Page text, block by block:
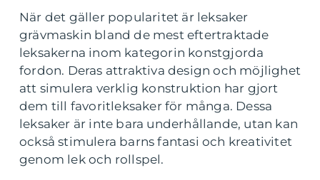
När det gäller popularitet är leksaker
grävmaskin bland de mest eftertraktade
leksakerna inom kategorin konstgjorda
fordon. Deras attraktiva design och möjlighet
att simulera verklig konstruktion har gjort
dem till favoritleksaker för många. Dessa
leksaker är inte bara underhållande, utan kan
också stimulera barns fantasi och kreativitet
genom lek och rollspel.